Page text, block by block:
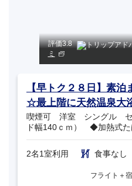
評価3.8
ミ
【早トク２８日】素
☆最上階に天然温泉大
喫煙可 洋室 シングル セ
ド幅140ｃｍ） ◆加熱式
2名1室利用 食事なし
フライト＋